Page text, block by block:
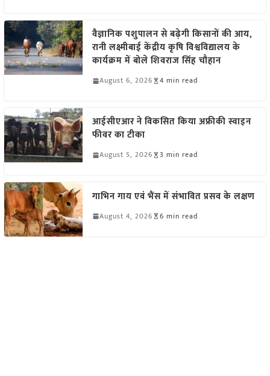
वैज्ञानिक पशुपालन से बढ़ेगी किसानों की आय,
रानी लक्ष्मीबाई केंद्रीय कृषि विश्वविद्यालय के
कार्यक्रम में बोले शिवराज सिंह चौहान
August 6, 2026 4 min read
आईसीएआर ने विकसित किया अफ्रीकी स्वाइन
फीवर का टीका
August 5, 2026 3 min read
गाभिन गाय एवं भैंस में संभावित प्रसव के लक्षण
August 4, 2026 6 min read